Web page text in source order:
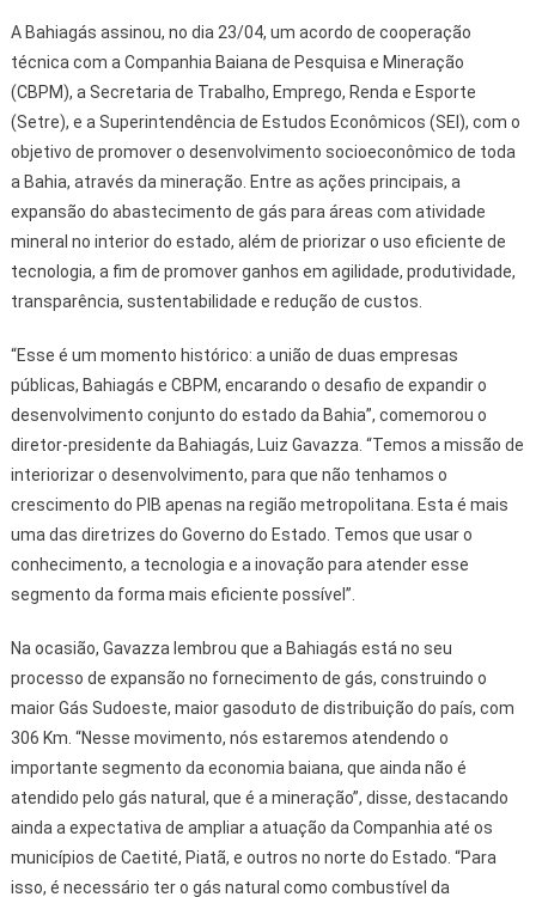
A Bahiagás assinou, no dia 23/04, um acordo de cooperação
técnica com a Companhia Baiana de Pesquisa e Mineração
(CBPM), a Secretaria de Trabalho, Emprego, Renda e Esporte
(Setre), e a Superintendência de Estudos Econômicos (SEI), com o
objetivo de promover o desenvolvimento socioeconômico de toda
a Bahia, através da mineração. Entre as ações principais, a
expansão do abastecimento de gás para áreas com atividade
mineral no interior do estado, além de priorizar o uso eficiente de
tecnologia, a fim de promover ganhos em agilidade, produtividade,
transparência, sustentabilidade e redução de custos.
“Esse é um momento histórico: a união de duas empresas
públicas, Bahiagás e CBPM, encarando o desafio de expandir o
desenvolvimento conjunto do estado da Bahia”, comemorou o
diretor-presidente da Bahiagás, Luiz Gavazza. “Temos a missão de
interiorizar o desenvolvimento, para que não tenhamos o
crescimento do PIB apenas na região metropolitana. Esta é mais
uma das diretrizes do Governo do Estado. Temos que usar o
conhecimento, a tecnologia e a inovação para atender esse
segmento da forma mais eficiente possível”.
Na ocasião, Gavazza lembrou que a Bahiagás está no seu
processo de expansão no fornecimento de gás, construindo o
maior Gás Sudoeste, maior gasoduto de distribuição do país, com
306 Km. “Nesse movimento, nós estaremos atendendo o
importante segmento da economia baiana, que ainda não é
atendido pelo gás natural, que é a mineração”, disse, destacando
ainda a expectativa de ampliar a atuação da Companhia até os
municípios de Caetité, Piatã, e outros no norte do Estado. “Para
isso, é necessário ter o gás natural como combustível da